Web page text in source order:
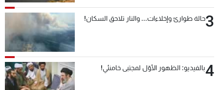
3حالة طوارئ وإخلاءات... والنار تلاحق السكان!
4بالفيديو: الظهور الأوّل لمجتبى خامنئي!